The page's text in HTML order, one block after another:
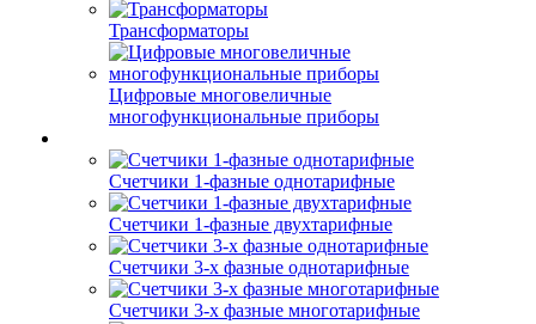
Трансформаторы
Цифровые многовеличные
многофункциональные приборы
Счетчики 1-фазные однотарифные
Счетчики 1-фазные двухтарифные
Счетчики 3-х фазные однотарифные
Счетчики 3-х фазные многотарифные